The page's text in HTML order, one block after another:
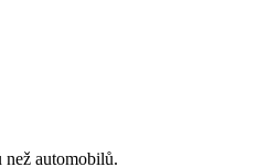
automobilů.